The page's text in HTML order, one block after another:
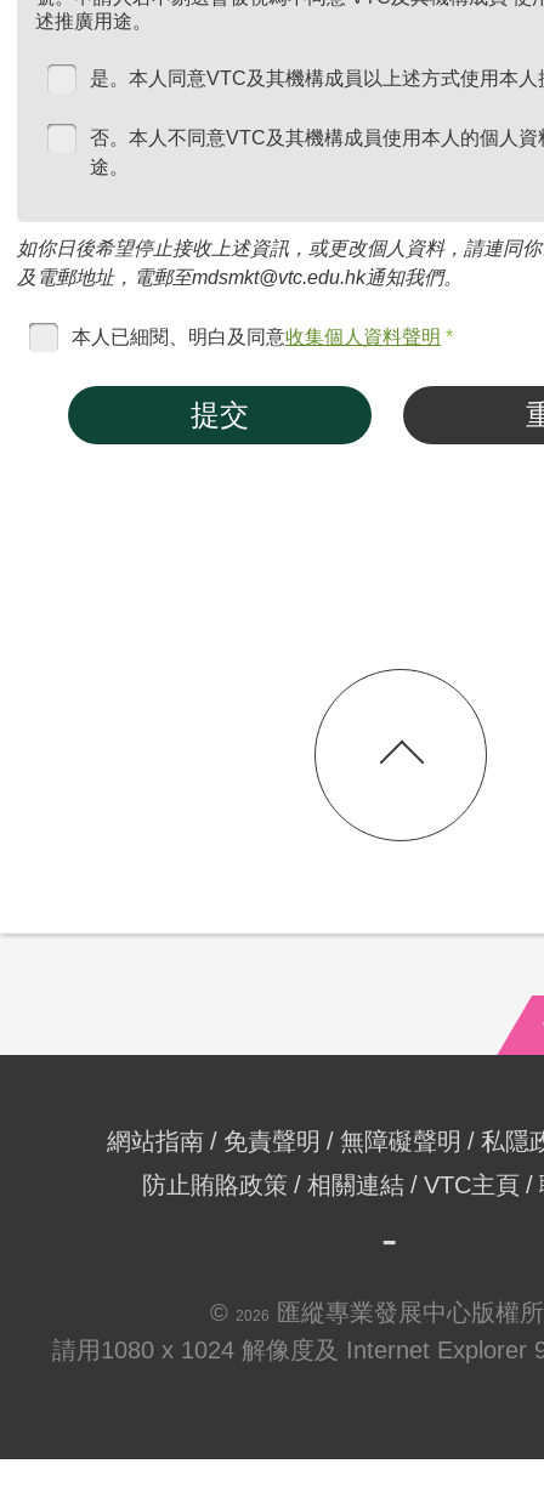
述推廣用途。
是。本人同意VTC及其機構成員以上述方式使用本
否。本人不同意VTC及其機構成員使用本人的個人
途。
如你日後希望停止接收上述資訊，或更改個人資料，請連同
及電郵地址，電郵至mdsmkt@vtc.edu.hk通知我們。
本人已細閱、明白及同意收集個人資料聲明 *
提交
網站指南 免責聲明 無障礙聲明
私隱
防止賄賂政策
相關連結 VTC主頁
© 2026
匯縱專業發展中心版權
請用1080 x 1024 解像度及 Internet Explorer